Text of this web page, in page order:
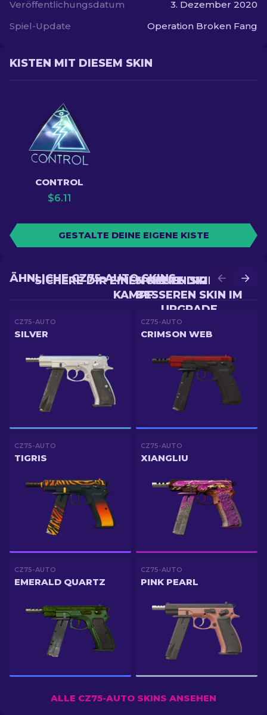
Veröffentlichungsdatum
3. Dezember 2020
Spiel-Update
Operation Broken Fang
KISTEN MIT DIESEM SKIN
CONTROL
$6.11
GESTALTE DEINE EIGENE KISTE
SICHERE DIR EINEN
BESSEREN SKIN IM
UPGRADE
SICHERE DIR EINEN NEUEN SKIN IM
KAMPF
ÄHNLICHE CZ75-AUTO SKINS
CZ75-AUTO
SILVER
CZ75-AUTO
CRIMSON WEB
CZ75-AUTO
TIGRIS
CZ75-AUTO
XIANGLIU
CZ75-AUTO
EMERALD QUARTZ
CZ75-AUTO
PINK PEARL
ALLE CZ75-AUTO SKINS ANSEHEN